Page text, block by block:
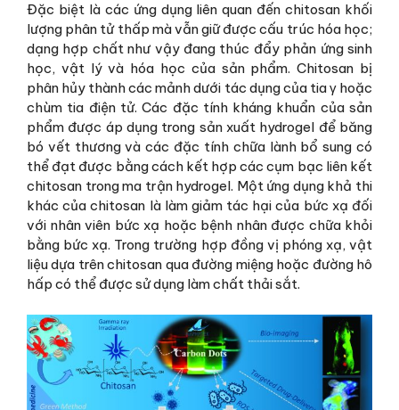
Đặc biệt là các ứng dụng liên quan đến chitosan khối
lượng phân tử thấp mà vẫn giữ được cấu trúc hóa học;
dạng hợp chất như vậy đang thúc đẩy phản ứng sinh
học, vật lý và hóa học của sản phẩm. Chitosan bị
phân hủy thành các mảnh dưới tác dụng của tia γ hoặc
chùm tia điện tử. Các đặc tính kháng khuẩn của sản
phẩm được áp dụng trong sản xuất hydrogel để băng
bó vết thương và các đặc tính chữa lành bổ sung có
thể đạt được bằng cách kết hợp các cụm bạc liên kết
chitosan trong ma trận hydrogel. Một ứng dụng khả thi
khác của chitosan là làm giảm tác hại của bức xạ đối
với nhân viên bức xạ hoặc bệnh nhân được chữa khỏi
bằng bức xạ. Trong trường hợp đồng vị phóng xạ, vật
liệu dựa trên chitosan qua đường miệng hoặc đường hô
hấp có thể được sử dụng làm chất thải sắt.